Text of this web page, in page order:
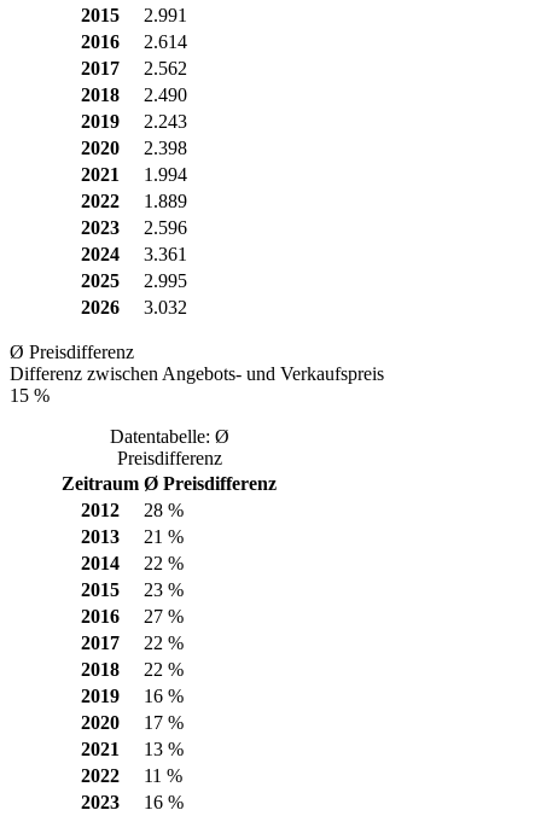
2015
2.991
2016
2.614
2017
2.562
2018
2.490
2019
2.243
2020
2.398
2021
1.994
2022
1.889
2023
2.596
2024
3.361
2025
2.995
2026
3.032
Ø Preisdifferenz
Differenz zwischen Angebots- und Verkaufspreis
15 %
Datentabelle: Ø
Preisdifferenz
Zeitraum Ø Preisdifferenz
2012
28 %
2013
21 %
2014
22 %
2015
23 %
2016
27 %
2017
22 %
2018
22 %
2019
16 %
2020
17 %
2021
13 %
2022
11 %
2023
16 %